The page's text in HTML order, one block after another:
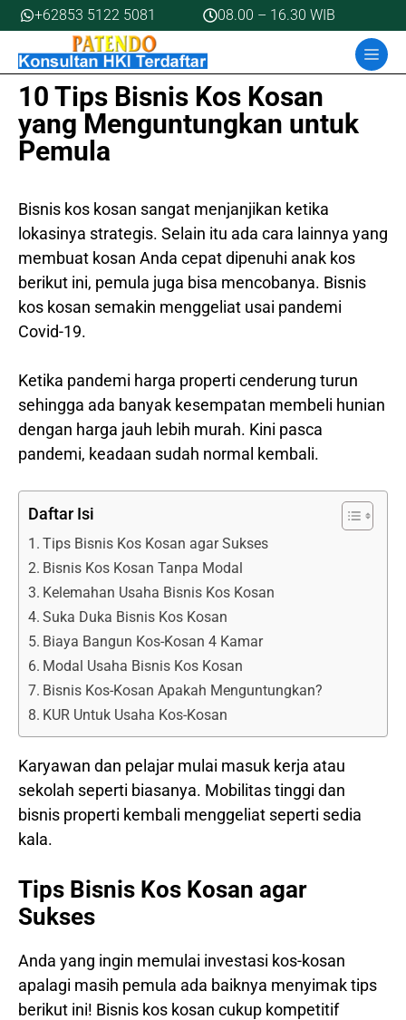
Skip
to
content
+62853 5122 5081 08.00 – 16.30 WIB
10 Tips Bisnis Kos Kosan
yang Menguntungkan untuk
Pemula
Bisnis kos kosan sangat menjanjikan ketika
lokasinya strategis. Selain itu ada cara lainnya yang
membuat kosan Anda cepat dipenuhi anak kos
berikut ini, pemula juga bisa mencobanya. Bisnis
kos kosan semakin menggeliat usai pandemi
Covid-19.
Ketika pandemi harga properti cenderung turun
sehingga ada banyak kesempatan membeli hunian
dengan harga jauh lebih murah. Kini pasca
pandemi, keadaan sudah normal kembali.
Daftar Isi
Tips Bisnis Kos Kosan agar Sukses
Bisnis Kos Kosan Tanpa Modal
Kelemahan Usaha Bisnis Kos Kosan
Suka Duka Bisnis Kos Kosan
Biaya Bangun Kos-Kosan 4 Kamar
Modal Usaha Bisnis Kos Kosan
Bisnis Kos-Kosan Apakah Menguntungkan?
KUR Untuk Usaha Kos-Kosan
Karyawan dan pelajar mulai masuk kerja atau
sekolah seperti biasanya. Mobilitas tinggi dan
bisnis properti kembali menggeliat seperti sedia
kala.
Tips Bisnis Kos Kosan agar
Sukses
Anda yang ingin memulai investasi kos-kosan
apalagi masih pemula ada baiknya menyimak tips
berikut ini! Bisnis kos kosan cukup kompetitif